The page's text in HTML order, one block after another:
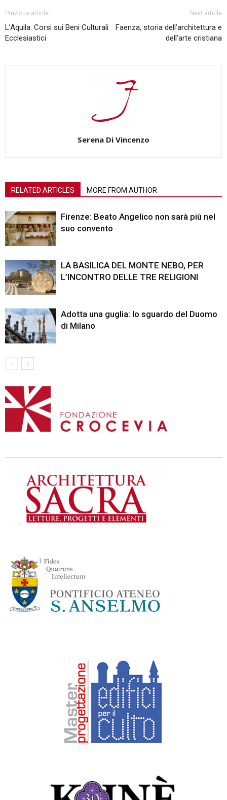
Previous article
L’Aquila: Corsi sui Beni Culturali
Ecclesiastici
Next article
Faenza, storia dell’architettura e
dell’arte cristiana
Serena Di Vincenzo
RELATED ARTICLES MORE FROM AUTHOR
Firenze: Beato Angelico non sarà più nel
suo convento
LA BASILICA DEL MONTE NEBO, PER
L’INCONTRO DELLE TRE RELIGIONI
Adotta una guglia: lo sguardo del Duomo
di Milano